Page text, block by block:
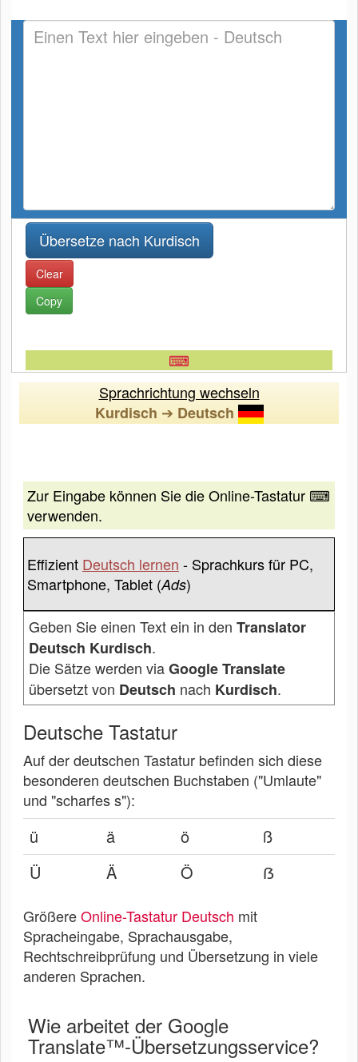
Clear
Copy
⌨
Sprachrichtung wechseln
Kurdisch ➔ Deutsch
Zur Eingabe können Sie die Online-Tastatur ⌨
verwenden.
Effizient Deutsch lernen - Sprachkurs für PC,
Smartphone, Tablet (Ads)
Geben Sie einen Text ein in den Translator
Deutsch Kurdisch.
Die Sätze werden viaGoogle Translate
übersetzt von Deutsch nach Kurdisch.
Deutsche Tastatur
Auf der deutschen Tastatur befinden sich diese
besonderen deutschen Buchstaben ("Umlaute"
und "scharfes s"):
ü ä ö
ß
Ü
Ä Ö ẞ
GrößereOnline-Tastatur Deutsch mit
Spracheingabe, Sprachausgabe,
Rechtschreibprüfung und Übersetzung in viele
anderen Sprachen.
Wie arbeitet der Google
Translate™-Übersetzungsservice?